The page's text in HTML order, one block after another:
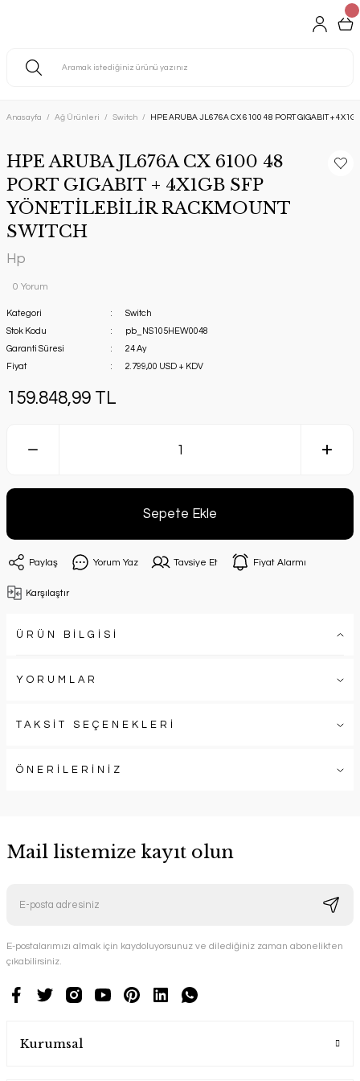
Anasayfa Ağ Ürünleri Switch HPE ARUBA JL676A CX 6100 48 PORT GIGABIT +
HPE ARUBA JL676A CX 6100 48
PORT GIGABIT + 4X1GB SFP
YÖNETİLEBİLİR RACKMOUNT
SWITCH
Hp
0 Yorum
Kategori
Switch
Stok Kodu
pb_NS105HEW0048
Garanti Süresi
24 Ay
Fiyat
2.799,00 USD + KDV
159.848,99 TL
Sepete Ekle
Paylaş Yorum Yaz Tavsiye Et Fiyat Alarmı
Karşılaştır
ÜRÜN BİLGİSİ
YORUMLAR
TAKSİT SEÇENEKLERİ
ÖNERİLERİNİZ
Mail listemize kayıt olun
E-postalarımızı almak için kaydoluyorsunuz ve dilediğiniz zaman abonelikten
çıkabilirsiniz.
Kurumsal